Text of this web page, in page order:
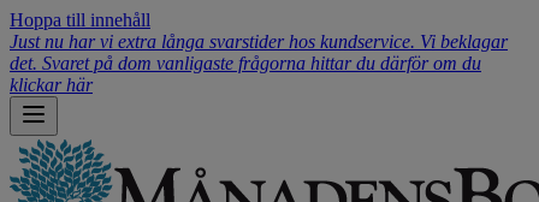
Hoppa till innehåll
Just nu har vi extra långa svarstider hos kundservice. Vi beklagar
det. Svaret på dom vanligaste frågorna hittar du därför om du
klickar här